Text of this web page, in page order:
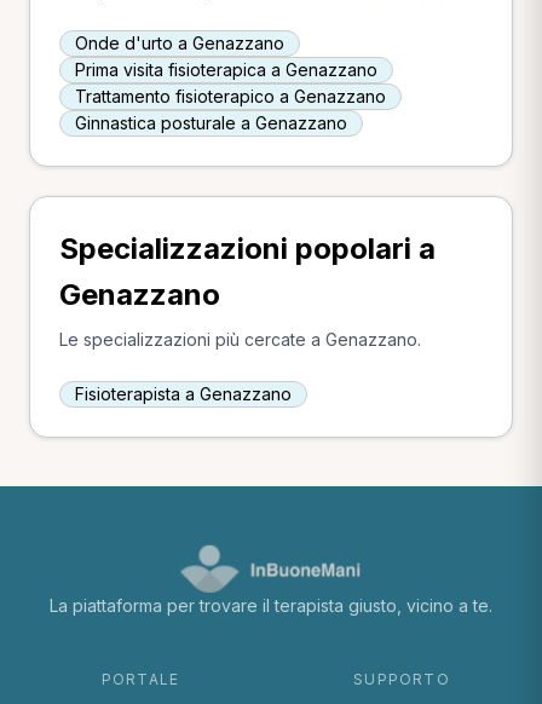
Onde d'urto a Genazzano
Prima visita fisioterapica a Genazzano
Trattamento fisioterapico a Genazzano
Ginnastica posturale a Genazzano
Specializzazioni popolari a
Genazzano
Le specializzazioni più cercate a Genazzano.
Fisioterapista a Genazzano
La piattaforma per trovare il terapista giusto, vicino a te.
PORTALE SUPPORTO